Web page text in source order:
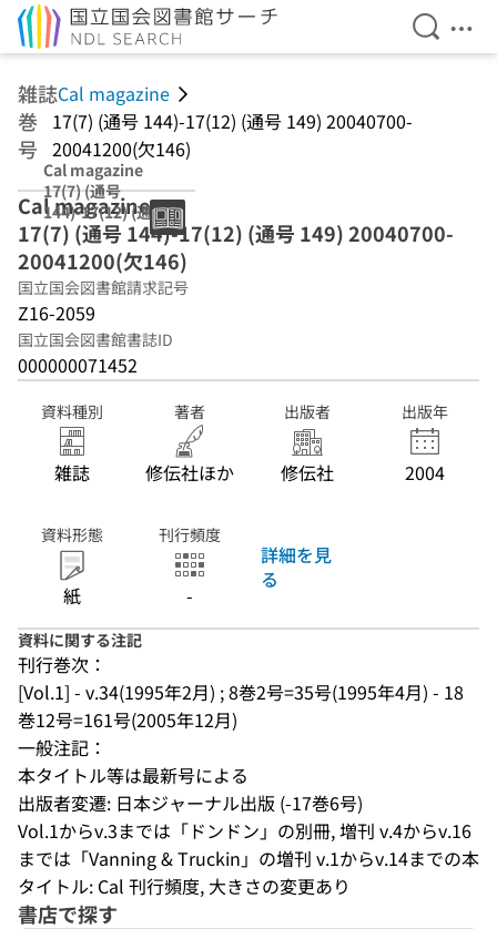
検索を
メ
雑誌Cal magazine
巻
号
17(7) (通号 144)-17(12) (通号 149) 20040700-
20041200(欠146)
Cal magazine
17(7) (通号
144)-17(12) (通号
149) 20040700-
20041200(欠146)
Cal magazine
17(7) (通号 144)-17(12) (通号 149) 20040700-
20041200(欠146)
国立国会図書館請求記号
Z16-2059
国立国会図書館書誌ID
000000071452
資料種別
雑誌
著者
修伝社ほか
出版者
修伝社
出版年
2004
資料形態
紙
刊行頻度
-
詳細を見
る
資料に関する注記
刊行巻次：
[Vol.1] - v.34(1995年2月) ; 8巻2号=35号(1995年4月) - 18
巻12号=161号(2005年12月)
一般注記：
本タイトル等は最新号による
出版者変遷: 日本ジャーナル出版 (-17巻6号)
Vol.1からv.3までは「ドンドン」の別冊, 増刊 v.4からv.16
までは「Vanning & Truckin」の増刊 v.1からv.14までの本
タイトル: Cal 刊行頻度, 大きさの変更あり
書店で探す